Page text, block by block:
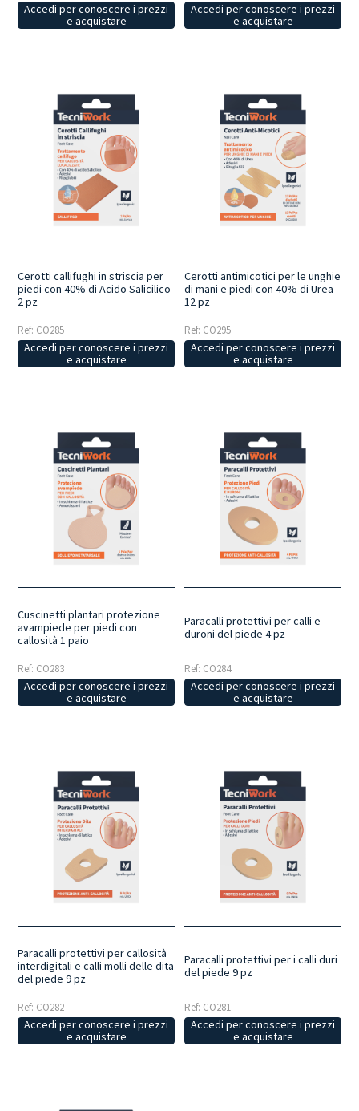
Accedi per conoscere i prezzi
e acquistare
Accedi per conoscere i prezzi
e acquistare
Cerotti callifughi in striscia per
piedi con 40% di Acido Salicilico
2 pz
Ref: CO285
Accedi per conoscere i prezzi
e acquistare
Cerotti antimicotici per le unghie
di mani e piedi con 40% di Urea
12 pz
Ref: CO295
Accedi per conoscere i prezzi
e acquistare
Cuscinetti plantari protezione
avampiede per piedi con
callosità 1 paio
Ref: CO283
Accedi per conoscere i prezzi
e acquistare
Paracalli protettivi per calli e
duroni del piede 4 pz
Ref: CO284
Accedi per conoscere i prezzi
e acquistare
Paracalli protettivi per callosità
interdigitali e calli molli delle dita
del piede 9 pz
Ref: CO282
Accedi per conoscere i prezzi
e acquistare
Paracalli protettivi per i calli duri
del piede 9 pz
Ref: CO281
Accedi per conoscere i prezzi
e acquistare